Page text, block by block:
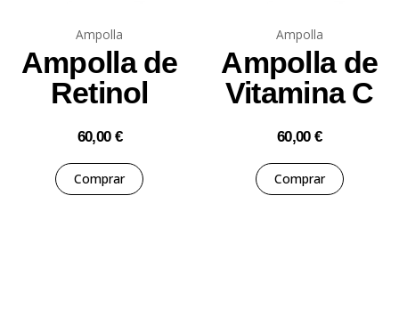
Ampolla
Ampolla de
Retinol
60,00 €
Comprar
Ampolla
Ampolla de
Vitamina C
60,00 €
Comprar